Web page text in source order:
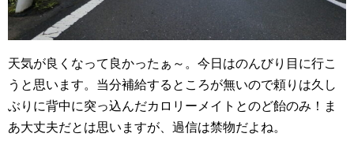
天気が良くなって良かったぁ～。今日はのんびり目に行こ
うと思います。当分補給するところが無いので頼りは久し
ぶりに背中に突っ込んだカロリーメイトとのど飴のみ！ま
あ大丈夫だとは思いますが、過信は禁物だよね。